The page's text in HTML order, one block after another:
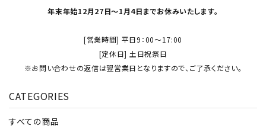
年末年始12月27日～1月4日までお休みいたします。
[営業時間] 平日9：00～17:00
[定休日] 土日祝祭日
※お問い合わせの返信は翌営業日となりますので、ご了承ください。
CATEGORIES
すべての商品